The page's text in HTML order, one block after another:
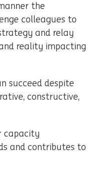
the
colleagues to
and relay
reality impacting
succeed despite
constructive,
capacity
and contributes to